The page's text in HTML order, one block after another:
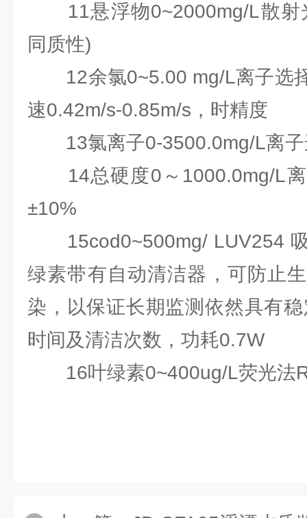
11悬浮物0~2000mg/L散射
同质性)
12余氯0~5.00 mg/L离子选
速0.42m/s-0.85m/s，时精度
13氯离子0-3500.0mg/L离子
14总硬度0～1000.0mg/L离
±10%
15cod0~500mg/ LUV254
绿素带有自动清洁器，可防止
染，以保证长期监测依然具有
时间及清洁次数，功耗0.7W
16叶绿素0~400ug/L荧光法